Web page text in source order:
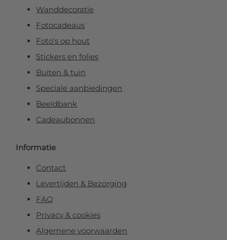
Wanddecoratie
Fotocadeaus
Foto's op hout
Stickers en folies
Buiten & tuin
Speciale aanbiedingen
Beeldbank
Cadeaubonnen
Informatie
Contact
Levertijden & Bezorging
FAQ
Privacy & cookies
Algemene voorwaarden